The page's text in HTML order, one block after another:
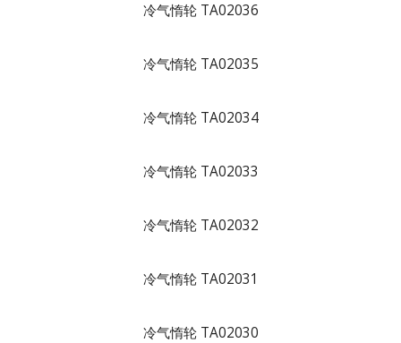
冷气惰轮 TA02036
冷气惰轮 TA02035
冷气惰轮 TA02034
冷气惰轮 TA02033
冷气惰轮 TA02032
冷气惰轮 TA02031
冷气惰轮 TA02030